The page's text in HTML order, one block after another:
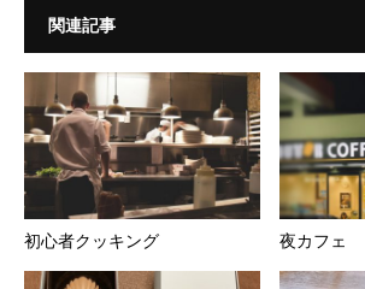
関連記事
初心者クッキング 夜カフェ